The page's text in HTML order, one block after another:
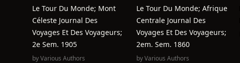
Le Tour Du Monde; Mont
Céleste Journal Des
Voyages Et Des Voyageurs;
2e Sem. 1905
byVarious Authors
Le Tour Du Monde; Afrique
Centrale Journal Des
Voyages Et Des Voyageurs;
2em. Sem. 1860
byVarious Authors